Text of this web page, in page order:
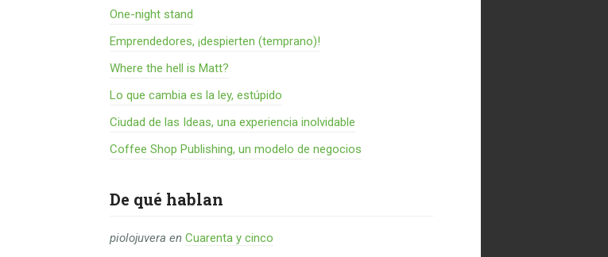
One-night stand
Emprendedores, ¡despierten (temprano)!
Where the hell is Matt?
Lo que cambia es la ley, estúpido
Ciudad de las Ideas, una experiencia inolvidable
Coffee Shop Publishing, un modelo de negocios
De qué hablan
piolojuvera enCuarenta y cinco